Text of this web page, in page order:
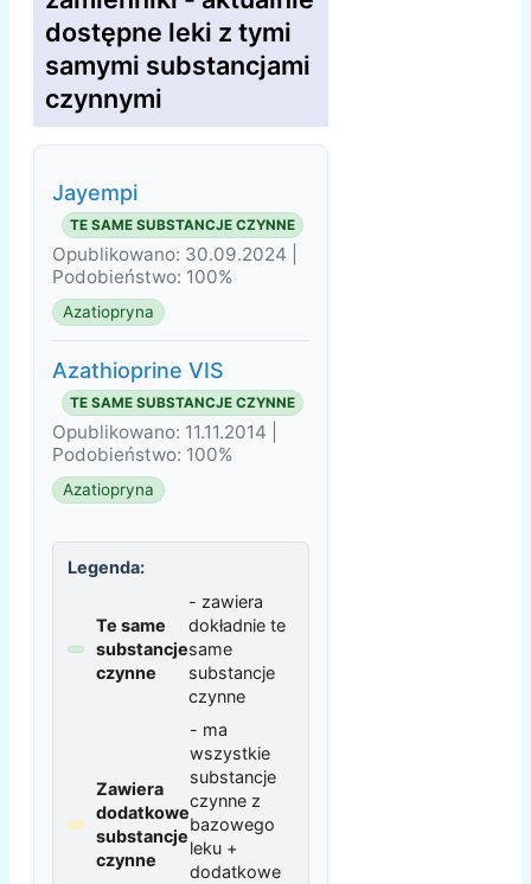
dostępne leki z tymi
samymi substancjami
czynnymi
Jayempi
TE SAME SUBSTANCJE CZYNNE
Opublikowano: 30.09.2024 |
Podobieństwo: 100%
Azatiopryna
Azathioprine VIS
TE SAME SUBSTANCJE CZYNNE
Opublikowano: 11.11.2014 |
Podobieństwo: 100%
Azatiopryna
Legenda:
Te same
substancje
czynne
- zawiera
dokładnie te
same
substancje
czynne
Zawiera
dodatkowe
substancje
czynne
- ma
wszystkie
substancje
czynne z
bazowego
leku +
dodatkowe